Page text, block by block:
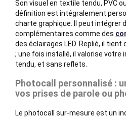
Son visuel en textile tendu, PVC
définition est intégralement
charte graphique. Il peut intégrer
complémentaires comme des
des éclairages LED. Replié, il
; une fois installé, il valorise votre
tendu, et sans reflets.
Photocall personnalisé :
vos prises de parole ou
Le photocall sur-mesure est un